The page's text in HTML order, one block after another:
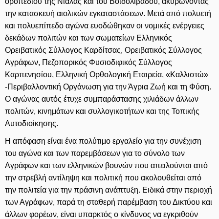
την κατασκευή αιολικών εγκαταστάσεων. Μετά από πολυετή
και πολυεπίπεδο αγώνα ευοδώθηκαν οι νομικές ενέργειες
δεκάδων πολιτών και των σωματείων Ελληνικός
Ορειβατικός Σύλλογος Καρδίτσας, Ορειβατικός Σύλλογος
Αγράφων, Πεζοπορικός Φυσιοδιφικός Σύλλογος
Καρπενησίου, Ελληνική Ορθολογική Εταιρεία, «Καλλιστώ»
-Περιβαλλοντική Οργάνωση για την Άγρια Ζωή και τη Φύση.
Ο αγώνας αυτός έτυχε συμπαράστασης χιλιάδων άλλων
πολιτών, κινημάτων και συλλογικοτήτων και της Τοπικής
Αυτοδιοίκησης.
Η απόφαση είναι ένα πολύτιμο εργαλείο για την συνέχιση
του αγώνα και των παρεμβάσεων για το σύνολο των
Αγράφων και των ελληνικών βουνών που απειλούνται από
την στρεβλή αντίληψη και πολιτική που ακολουθείται από
την πολιτεία για την πράσινη ανάπτυξη. Ειδικά στην περιοχή
των Αγράφων, παρά τη σταθερή παρέμβαση του Δικτύου και
άλλων φορέων, είναι υπαρκτός ο κίνδυνος να εγκριθούν